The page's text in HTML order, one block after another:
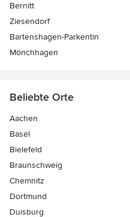
Bernitt
Ziesendorf
Bartenshagen-Parkentin
Mönchhagen
Beliebte Orte
Aachen
Basel
Bielefeld
Braunschweig
Chemnitz
Dortmund
Duisburg